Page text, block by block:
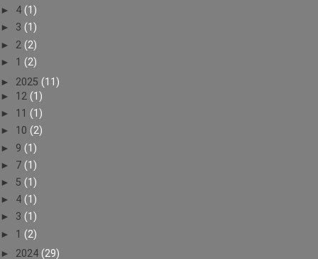
► 4 (1)
► 3 (1)
► 2 (2)
► 1 (2)
► 2025 (11)
► 12 (1)
► 11 (1)
► 10 (2)
► 9 (1)
► 7 (1)
► 5 (1)
► 4 (1)
► 3 (1)
► 1 (2)
► 2024 (29)